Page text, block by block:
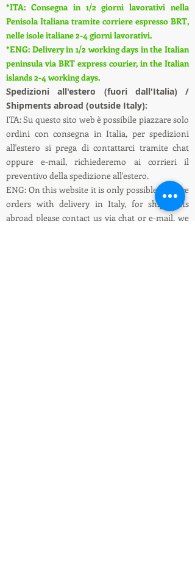
*ITA: Consegna in 1/2 giorni lavorativi nella
Penisola Italiana tramite corriere espresso BRT,
nelle isole italiane 2-4 giorni lavorativi.
*ENG: Delivery in 1/2 working days in the Italian
peninsula via BRT express courier, in the Italian
islands 2-4 working days.
Spedizioni all'estero (fuori dall'Italia) /
Shipments abroad (outside Italy):
ITA: Su questo sito web è possibile piazzare solo
ordini con consegna in Italia, per spedizioni
all'estero si prega di contattarci tramite chat
oppure e-mail, richiederemo ai corrieri il
preventivo della spedizione all'estero.
ENG: On this website it is only possible to place
orders with delivery in Italy, for shipments
abroad please contact us via chat or e-mail, we